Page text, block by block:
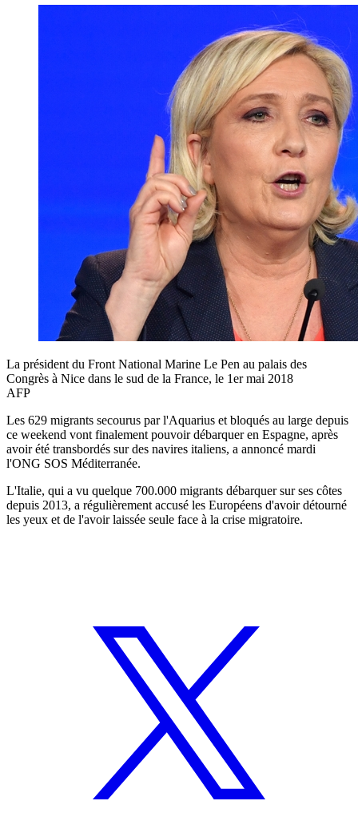
La président du Front National Marine Le Pen au palais des
Congrès à Nice dans le sud de la France, le 1er mai 2018
AFP
Les 629 migrants secourus par l'Aquarius et bloqués au large depuis
ce weekend vont finalement pouvoir débarquer en Espagne, après
avoir été transbordés sur des navires italiens, a annoncé mardi
l'ONG SOS Méditerranée.
L'Italie, qui a vu quelque 700.000 migrants débarquer sur ses côtes
depuis 2013, a régulièrement accusé les Européens d'avoir détourné
les yeux et de l'avoir laissée seule face à la crise migratoire.